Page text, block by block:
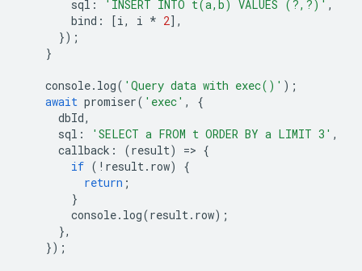
sql : 'INSERT INTO t(a,b) VALUES (?,?)' ,
bind : [i, i * 2],
});
}
console. log( 'Query data with exec()' );
await promiser( 'exec' ,
{
dbId,
sql : 'SELECT a FROM t ORDER BY a LIMIT 3' ,
callback : (result) => {
if ( ! result. row)
{
return ;
}
console. log(result. row);
},
});